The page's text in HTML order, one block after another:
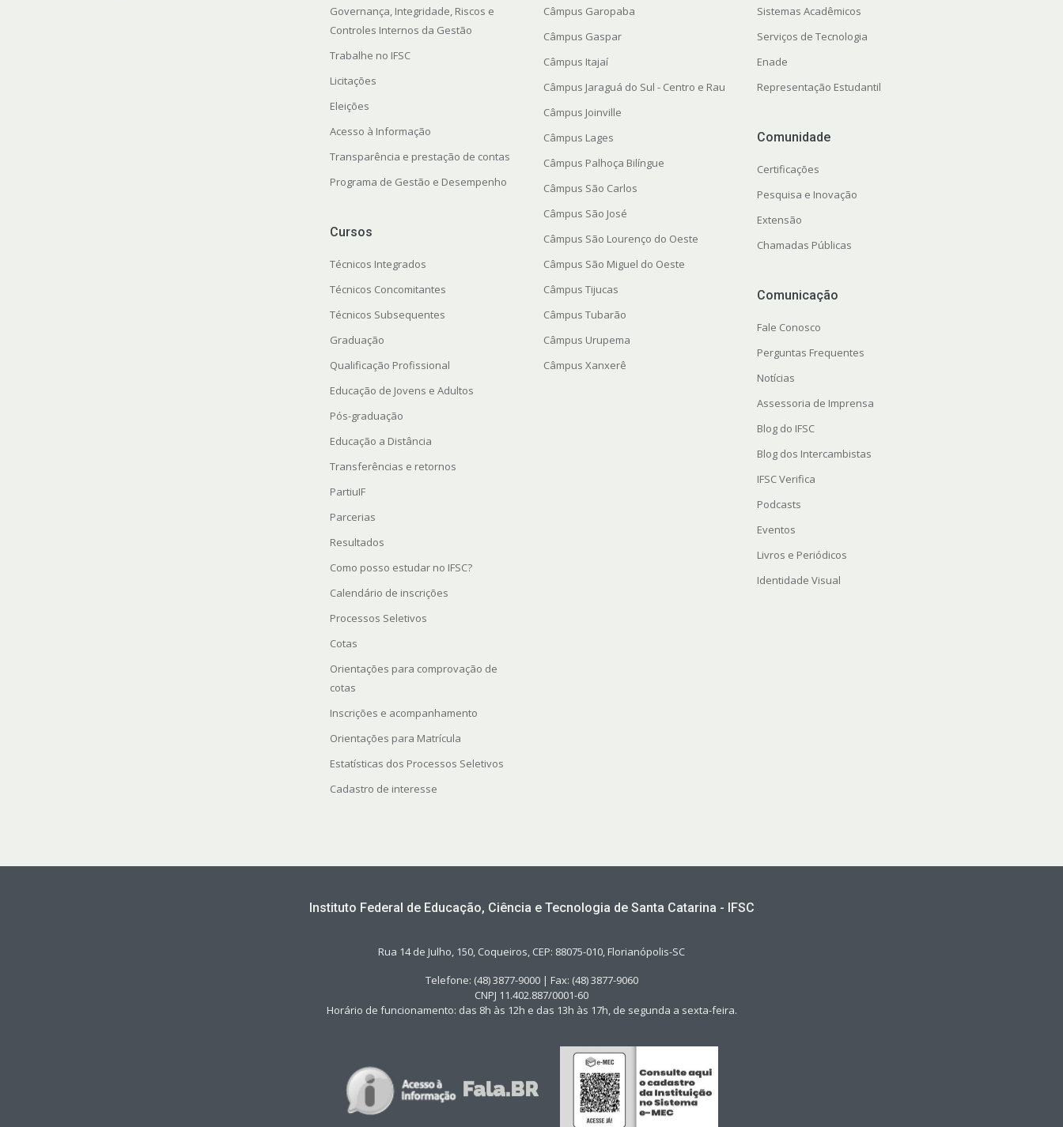
Governança, Integridade, Riscos e
Controles Internos da Gestão
Trabalhe no IFSC
Licitações
Eleições
Acesso à Informação
Transparência e prestação de contas
Programa de Gestão e Desempenho
Cursos
Técnicos Integrados
Técnicos Concomitantes
Técnicos Subsequentes
Graduação
Qualificação Profissional
Educação de Jovens e Adultos
Pós-graduação
Educação a Distância
Transferências e retornos
PartiuIF
Parcerias
Resultados
Como posso estudar no IFSC?
Calendário de inscrições
Processos Seletivos
Cotas
Orientações para comprovação de
cotas
Inscrições e acompanhamento
Orientações para Matrícula
Estatísticas dos Processos Seletivos
Cadastro de interesse
Câmpus Garopaba
Câmpus Gaspar
Câmpus Itajaí
Câmpus Jaraguá do Sul - Centro e Rau
Câmpus Joinville
Câmpus Lages
Câmpus Palhoça Bilíngue
Câmpus São Carlos
Câmpus São José
Câmpus São Lourenço do Oeste
Câmpus São Miguel do Oeste
Câmpus Tijucas
Câmpus Tubarão
Câmpus Urupema
Câmpus Xanxerê
Sistemas Acadêmicos
Serviços de Tecnologia
Enade
Representação Estudantil
Comunidade
Certificações
Pesquisa e Inovação
Extensão
Chamadas Públicas
Comunicação
Fale Conosco
Perguntas Frequentes
Notícias
Assessoria de Imprensa
Blog do IFSC
Blog dos Intercambistas
IFSC Verifica
Podcasts
Eventos
Livros e Periódicos
Identidade Visual
Instituto Federal de Educação, Ciência e Tecnologia de Santa Catarina - IFSC
Rua 14 de Julho, 150, Coqueiros, CEP: 88075-010, Florianópolis-SC
Telefone: (48) 3877-9000 | Fax: (48) 3877-9060
CNPJ 11.402.887/0001-60
Horário de funcionamento: das 8h às 12h e das 13h às 17h, de segunda a sexta-feira.